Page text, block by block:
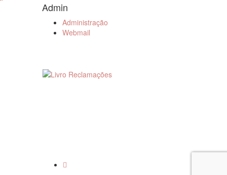
Admin
Administração
Webmail